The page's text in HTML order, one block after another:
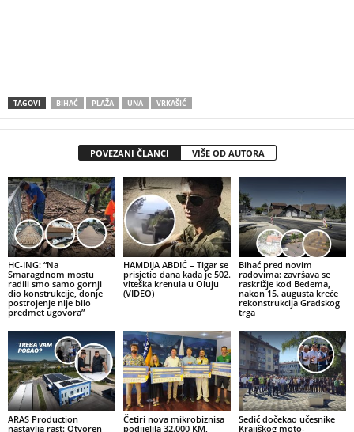
TAGOVI BIHAĆ PLAŽA UNA VRKAŠIĆ
POVEZANI ČLANCI VIŠE OD AUTORA
HC-ING: “Na
Smaragdnom mostu
radili smo samo gornji
dio konstrukcije, donje
postrojenje nije bilo
predmet ugovora”
HAMDIJA ABDIĆ – Tigar se
prisjetio dana kada je 502.
viteška krenula u Oluju
(VIDEO)
Bihać pred novim
radovima: završava se
raskrižje kod Bedema,
nakon 15. augusta kreće
rekonstrukcija Gradskog
trga
ARAS Production
nastavlja rast: Otvoren
Četiri nova mikrobiznisa
podijelila 32.000 KM,
Sedić dočekao učesnike
Krajiškog moto-